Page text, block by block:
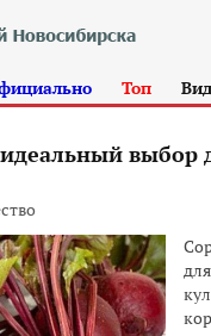
Топ
выбор